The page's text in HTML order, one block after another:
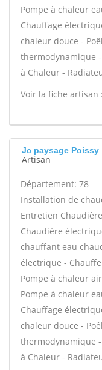
Pompe à chaleur
Chauffage
chaleur douce -
thermodynamique
à Chaleur -
Voir la fiche artisan :
Jc paysage Poissy
Artisan
Département: 78
Installation de
Entretien
Chaudière
chauffant eau
électrique -
Pompe à chaleur
Pompe à chaleur
Chauffage
chaleur douce -
thermodynamique
à Chaleur -